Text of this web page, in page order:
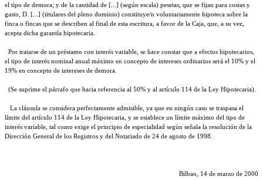
el tipo de demora; y de la cantidad de [...] (según escala) pesetas, que se fijan para costas y
gasto, D. [...] (titulares del pleno dominio) constituye/n voluntariamente hipoteca sobre la
finca o fincas que se describen al final de esta escritura, a favor de la Caja, que, a su vez,
acepta dicha garantía hipotecaria.
Por tratarse de un préstamo con interés variable, se hace constar que a efectos hipotecarios,
el tipo de interés nominal anual máximo en concepto de intereses ordinarios será el 10% y el
19% en concepto de intereses de demora.
(Se suprime el párrafo que hacia referencia al 50% y al artículo 114 de la Ley Hipotecaria).
La cláusula se considera perfectamente admisible, ya que en ningún caso se traspasa el
límite del artículo 114 de la Ley Hipotecaria, y se establece un límite máximo del tipo de
interés variable, tal como exige el principio de especialidad según señala la resolución de la
Dirección General de los Registros y del Notariado de 24 de agosto de 1998.
Bilbao, 14 de marzo de 2000